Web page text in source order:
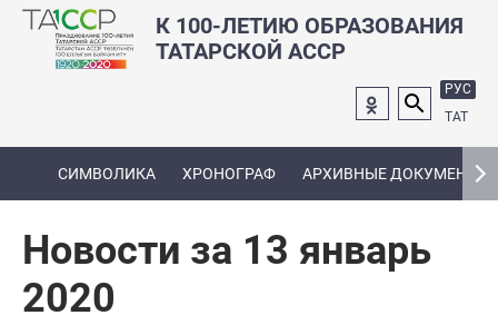
К 100-ЛЕТИЮ ОБРАЗОВАНИЯ
ТАТАРСКОЙ АССР
РУС
ТАТ
СИМВОЛИКА ХРОНОГРАФ АРХИВНЫЕ ДОКУМЕНТЫ
Новости за 13 январь
2020